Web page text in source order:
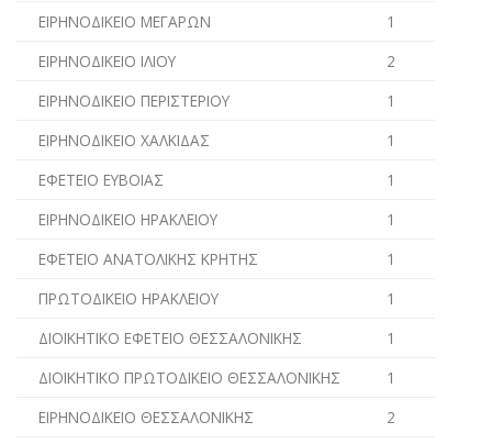
ΕΙΡΗΝΟΔΙΚΕΙΟ ΜΕΓΑΡΩΝ
1
ΕΙΡΗΝΟΔΙΚΕΙΟ ΙΛΙΟΥ
2
ΕΙΡΗΝΟΔΙΚΕΙΟ ΠΕΡΙΣΤΕΡΙΟΥ
1
ΕΙΡΗΝΟΔΙΚΕΙΟ ΧΑΛΚΙΔΑΣ
1
ΕΦΕΤΕΙΟ ΕΥΒΟΙΑΣ
1
ΕΙΡΗΝΟΔΙΚΕΙΟ ΗΡΑΚΛΕΙΟΥ
1
ΕΦΕΤΕΙΟ ΑΝΑΤΟΛΙΚΗΣ ΚΡΗΤΗΣ
1
ΠΡΩΤΟΔΙΚΕΙΟ ΗΡΑΚΛΕΙΟΥ
1
ΔΙΟΙΚΗΤΙΚΟ ΕΦΕΤΕΙΟ ΘΕΣΣΑΛΟΝΙΚΗΣ
1
ΔΙΟΙΚΗΤΙΚΟ ΠΡΩΤΟΔΙΚΕΙΟ ΘΕΣΣΑΛΟΝΙΚΗΣ
1
ΕΙΡΗΝΟΔΙΚΕΙΟ ΘΕΣΣΑΛΟΝΙΚΗΣ
2